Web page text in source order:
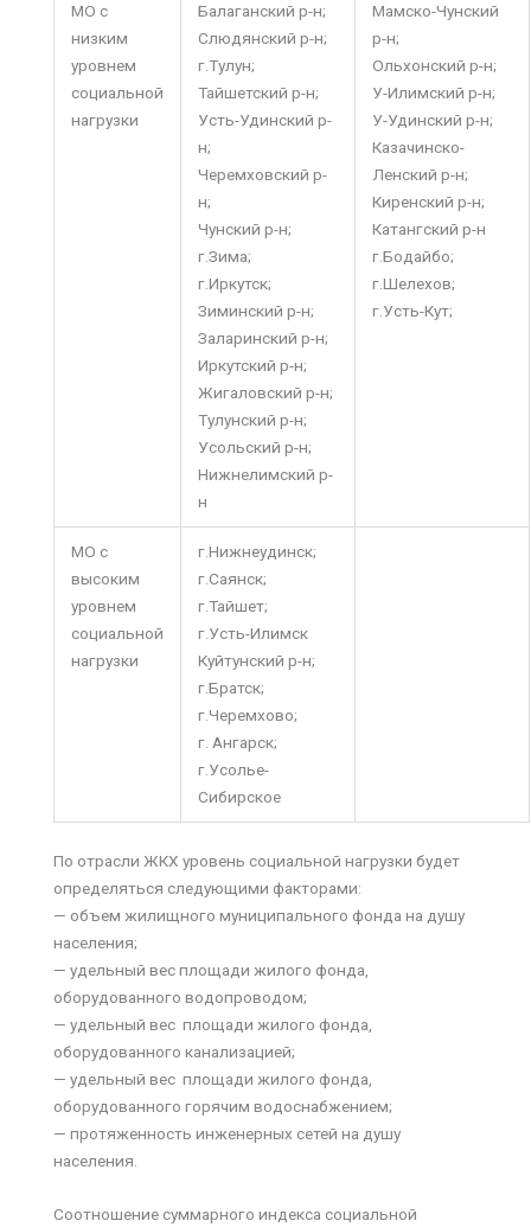
МО с
низким
уровнем
социальной
нагрузки
Балаганский р-н;
Слюдянский р-н;
г.Тулун;
Тайшетский р-н;
Усть-Удинский р-
н;
Черемховский р-
н;
Чунский р-н;
г.Зима;
г.Иркутск;
Зиминский р-н;
Заларинский р-н;
Иркутский р-н;
Жигаловский р-н;
Тулунский р-н;
Усольский р-н;
Нижнелимский р-
н
Мамско-Чунский
р-н;
Ольхонский р-н;
У-Илимский р-н;
У-Удинский р-н;
Казачинско-
Ленский р-н;
Киренский р-н;
Катангский р-н
г.Бодайбо;
г.Шелехов;
г.Усть-Кут;
МО с
высоким
уровнем
социальной
нагрузки
г.Нижнеудинск;
г.Саянск;
г.Тайшет;
г.Усть-Илимск
Куйтунский р-н;
г.Братск;
г.Черемхово;
г. Ангарск;
г.Усолье-
Сибирское
По отрасли ЖКХ уровень социальной нагрузки будет
определяться следующими факторами:
— объем жилищного муниципального фонда на душу
населения;
— удельный вес площади жилого фонда,
оборудованного водопроводом;
— удельный вес площади жилого фонда,
оборудованного канализацией;
— удельный вес площади жилого фонда,
оборудованного горячим водоснабжением;
— протяженность инженерных сетей на душу
населения.
Cоотношение суммарного индекса социальной